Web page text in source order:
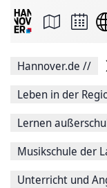
Seite
Facebook
teilen
Seitenlink
Seite
Hannover.de //
Leben in der
Lernen
Musikschule der
Unterricht und